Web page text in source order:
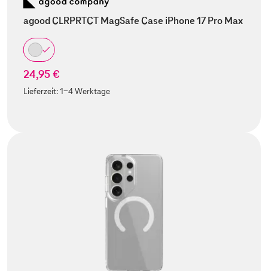
agood CLRPRTCT MagSafe Case iPhone 17 Pro Max
24,95 €
Lieferzeit:1-4 Werktage